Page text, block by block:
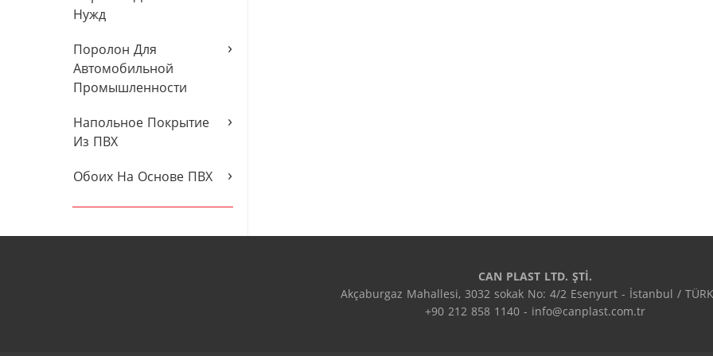
Нужд
›
Поролон Для
Автомобильной
Промышленности
›
Напольное Покрытие
Из ПВХ
›
Обоих На Основе ПВХ
CAN PLAST LTD. ŞTİ.
Akçaburgaz Mahallesi, 3032 sokak No: 4/2 Esenyurt - İstanbul /
+90 212 858 1140 - info@canplast.com.tr